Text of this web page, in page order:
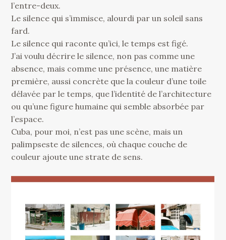
l’entre-deux.
Le silence qui s’immisce, alourdi par un soleil sans
fard.
Le silence qui raconte qu’ici, le temps est figé.
J’ai voulu décrire le silence, non pas comme une
absence, mais comme une présence, une matière
première, aussi concrète que la couleur d’une toile
délavée par le temps, que l’identité de l’architecture
ou qu’une figure humaine qui semble absorbée par
l’espace.
Cuba, pour moi, n’est pas une scène, mais un
palimpseste de silences, où chaque couche de
couleur ajoute une strate de sens.